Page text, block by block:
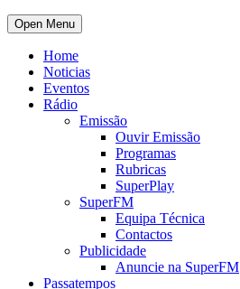
Open Menu
Home
Noticias
Eventos
Rádio
Emissão
Ouvir Emissão
Programas
Rubricas
SuperPlay
SuperFM
Equipa Técnica
Contactos
Publicidade
Anuncie na SuperFM
Passatempos